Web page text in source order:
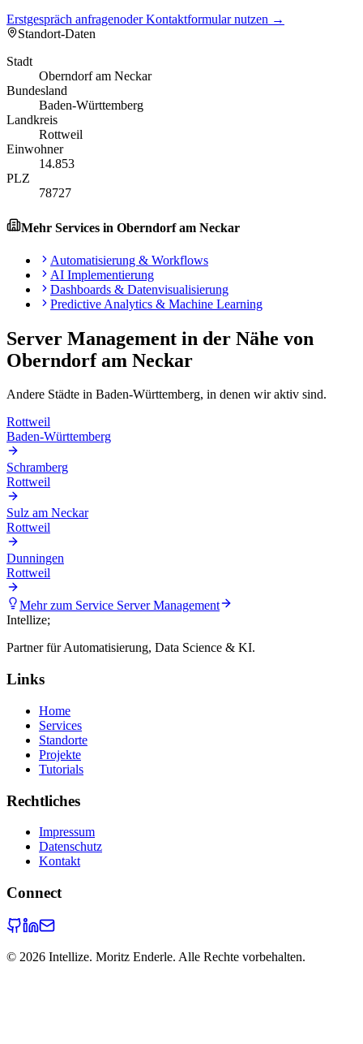
Erstgespräch anfragenoder Kontaktformular nutzen →
Standort-Daten
Stadt
Oberndorf am Neckar
Bundesland
Baden-Württemberg
Landkreis
Rottweil
Einwohner
14.853
PLZ
78727
Mehr Services in Oberndorf am Neckar
Automatisierung & Workflows
AI Implementierung
Dashboards & Datenvisualisierung
Predictive Analytics & Machine Learning
Server Management in der Nähe von
Oberndorf am Neckar
Andere Städte in Baden-Württemberg, in denen wir aktiv sind.
Rottweil
Baden-Württemberg
Schramberg
Rottweil
Sulz am Neckar
Rottweil
Dunningen
Rottweil
Mehr zum Service Server Management
Intellize;
Partner für Automatisierung, Data Science & KI.
Links
Home
Services
Standorte
Projekte
Tutorials
Rechtliches
Impressum
Datenschutz
Kontakt
Connect
© 2026 Intellize. Moritz Enderle. Alle Rechte vorbehalten.